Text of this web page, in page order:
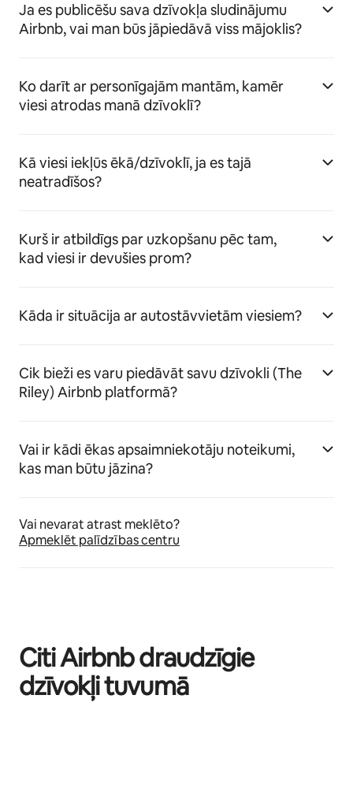
Ja es publicēšu sava dzīvokļa sludinājumu
Airbnb, vai man būs jāpiedāvā viss mājoklis?
Ko darīt ar personīgajām mantām, kamēr
viesi atrodas manā dzīvoklī?
Kā viesi iekļūs ēkā/dzīvoklī, ja es tajā
neatradīšos?
Kurš ir atbildīgs par uzkopšanu pēc tam,
kad viesi ir devušies prom?
Kāda ir situācija ar autostāvvietām viesiem?
Cik bieži es varu piedāvāt savu dzīvokli (The
Riley) Airbnb platformā?
Vai ir kādi ēkas apsaimniekotāju noteikumi,
kas man būtu jāzina?
Vai nevarat atrast meklēto?
Apmeklēt palīdzības centru
Citi Airbnb draudzīgie
dzīvokļi tuvumā